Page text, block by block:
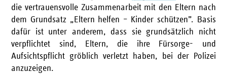
die vertrauensvolle Zusammenarbeit mit den Eltern nach
dem Grundsatz „Eltern helfen – Kinder schützen”. Basis
dafür ist unter anderem, dass sie grundsätzlich nicht
verpflichtet sind, Eltern, die ihre Fürsorge- und
Aufsichtspflicht gröblich verletzt haben, bei der Polizei
anzuzeigen.